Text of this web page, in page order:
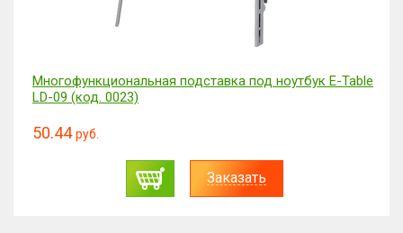
Многофункциональная подставка под ноутбук E-Table
LD-09 (код. 0023)
50.44 руб.
Заказать